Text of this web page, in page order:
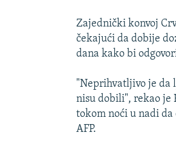
Zajednički konvoj
čekajući da dobije
dana kako bi
"Neprihvatljivo je da
nisu dobili", rekao je
tokom noći u nadi
AFP.